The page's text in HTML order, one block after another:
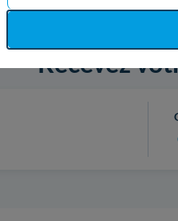
Recevez